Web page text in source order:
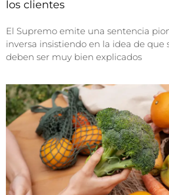
los clientes
El Supremo emite una sentencia
inversa insistiendo en la idea de que
deben ser muy bien explicados